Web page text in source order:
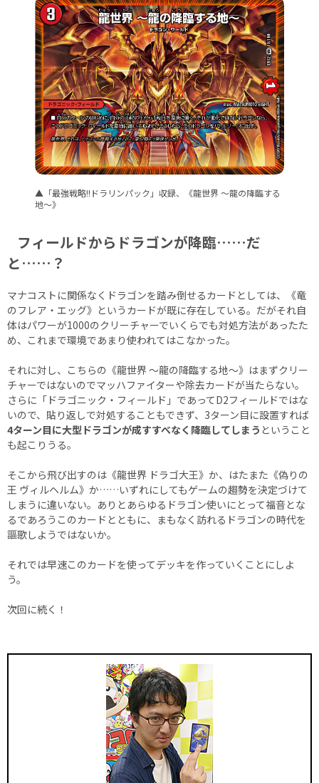
▲「最強戦略!!ドラリンパック」収録、《龍世界 ～龍の降臨する
地～》
フィールドからドラゴンが降臨……だ
と……？
マナコストに関係なくドラゴンを踏み倒せるカードとしては、《竜
のフレア・エッグ》というカードが既に存在している。だがそれ自
体はパワーが1000のクリーチャーでいくらでも対処方法があったた
め、これまで環境であまり使われてはこなかった。
それに対し、こちらの《龍世界 ～龍の降臨する地～》はまずクリー
チャーではないのでマッハファイターや除去カードが当たらない。
さらに「ドラゴニック・フィールド」であってD2フィールドではな
いので、貼り返しで対処することもできず、3ターン目に設置すれば
4ターン目に大型ドラゴンが成すすべなく降臨してしまう ということ
も起こりうる。
そこから飛び出すのは《龍世界 ドラゴ大王》か、はたまた《偽りの
王 ヴィルヘルム》か……いずれにしてもゲームの趨勢を決定づけて
しまうに違いない。ありとあらゆるドラゴン使いにとって福音とな
るであろうこのカードとともに、まもなく訪れるドラゴンの時代を
謳歌しようではないか。
それでは早速このカードを使ってデッキを作っていくことにしよ
う。
次回に続く！